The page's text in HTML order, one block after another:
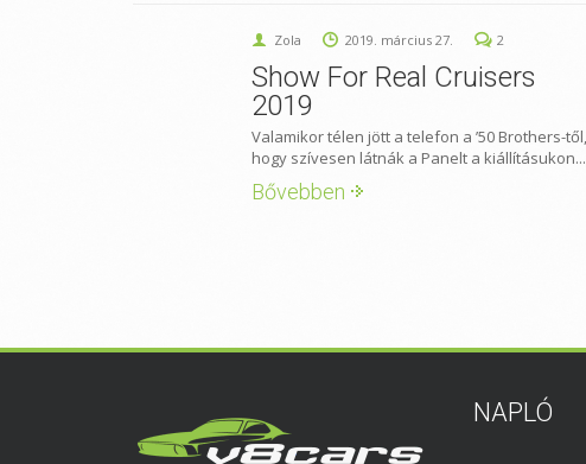
Zola 2019. március 27. 2
Show For Real Cruisers
2019
Valamikor télen jött a telefon a ’50 Brothers-től,
hogy szívesen látnák a Panelt a kiállításukon...
Bővebben
NAPLÓ